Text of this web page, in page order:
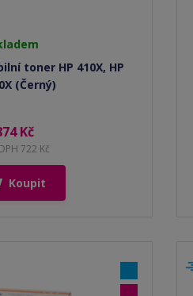
toner HP 410X, HP
(Černý)
Kč
722 Kč
Koupit